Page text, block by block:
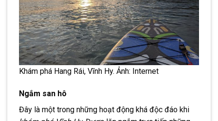
Khám phá Hang Rái, Vĩnh Hy. Ảnh: Internet
Ngắm san hô
Đây là một trong những hoạt động khá độc đáo khi